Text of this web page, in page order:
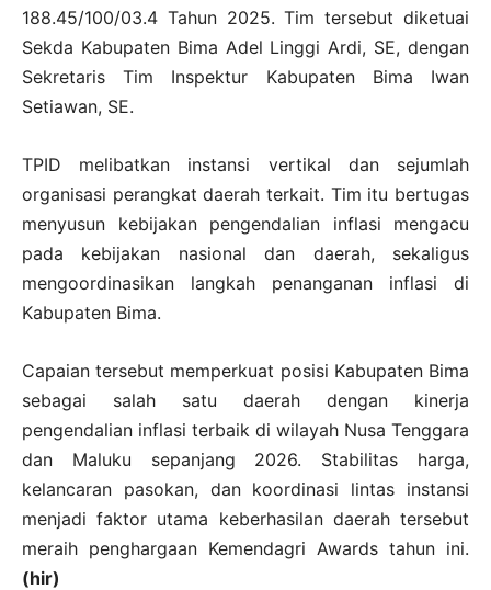
188.45/100/03.4 Tahun 2025. Tim tersebut diketuai
Sekda Kabupaten Bima Adel Linggi Ardi, SE, dengan
Sekretaris Tim Inspektur Kabupaten Bima Iwan
Setiawan, SE.
TPID melibatkan instansi vertikal dan sejumlah
organisasi perangkat daerah terkait. Tim itu bertugas
menyusun kebijakan pengendalian inflasi mengacu
pada kebijakan nasional dan daerah, sekaligus
mengoordinasikan langkah penanganan inflasi di
Kabupaten Bima.
Capaian tersebut memperkuat posisi Kabupaten Bima
sebagai salah satu daerah dengan kinerja
pengendalian inflasi terbaik di wilayah Nusa Tenggara
dan Maluku sepanjang 2026. Stabilitas harga,
kelancaran pasokan, dan koordinasi lintas instansi
menjadi faktor utama keberhasilan daerah tersebut
meraih penghargaan Kemendagri Awards tahun ini.
(hir)